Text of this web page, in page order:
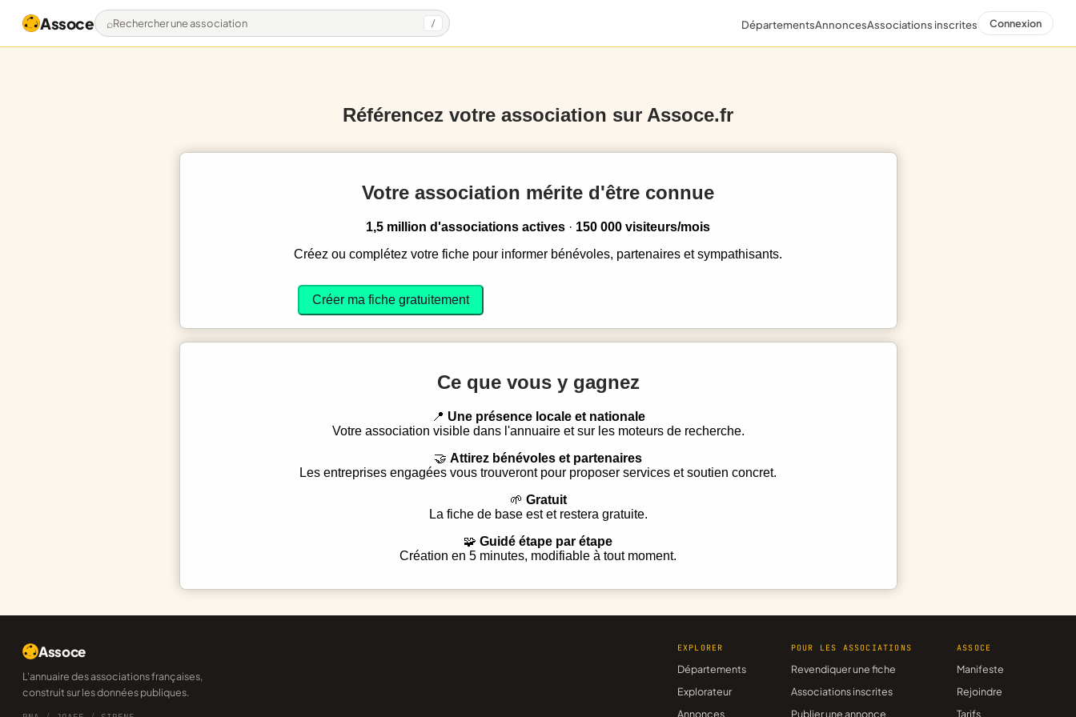
Assoce Rechercher une association / DépartementsAnnoncesAssociations inscrites Connexion
Référencez votre association sur Assoce.fr
Votre association mérite d'être connue
1,5 million d'associations actives · 150 000 visiteurs/mois
Créez ou complétez votre fiche pour informer bénévoles, partenaires et sympathisants.
Créer ma fiche gratuitement
Ce que vous y gagnez
Une présence locale et nationale
Votre association visible dans l'annuaire et sur les moteurs de recherche.
Attirez bénévoles et partenaires
Les entreprises engagées vous trouveront pour proposer services et soutien concret.
Gratuit
La fiche de base est et restera gratuite.
Guidé étape par étape
Création en 5 minutes, modifiable à tout moment.
Assoce
L'annuaire des associations françaises,
construit sur les données publiques.
EXPLORER
Départements
Explorateur
Annonces
POUR LES ASSOCIATIONS
Revendiquer une fiche
Associations inscrites
Publier une annonce
ASSOCE
Manifeste
Rejoindre
Tarifs